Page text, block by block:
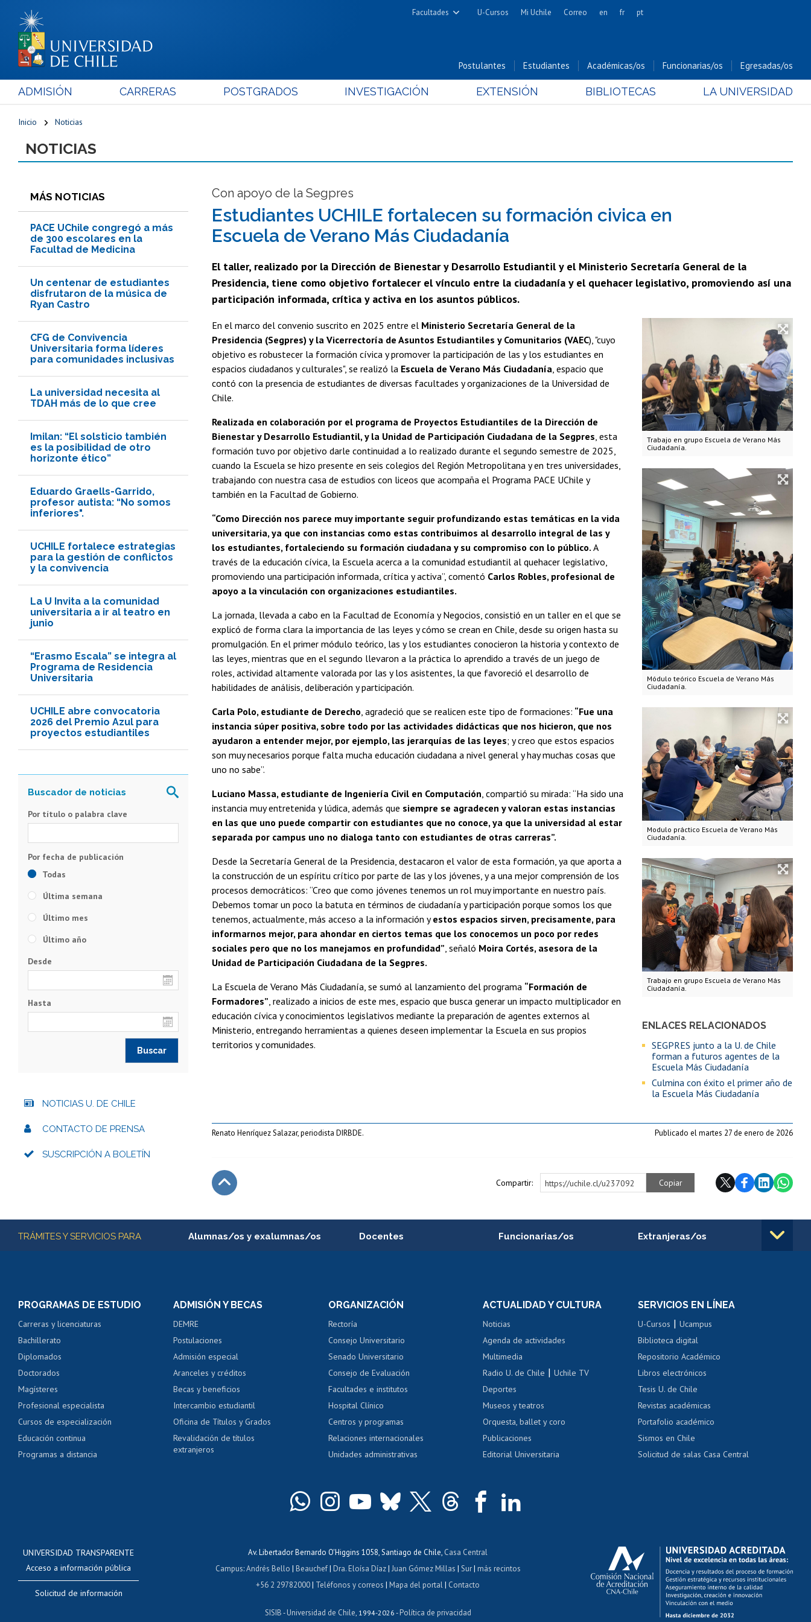
Facultades
Cs. Físicas y Matemáticas
Cs. Forestales y Conservación
Cs. Químicas y Farmacéuticas
Cs. Sociales
Nutrición y Tecnología de
Alimentos
Bachillerato
U-Cursos Mi Uchile Correo en fr pt
Postulantes Estudiantes Académicas/os Funcionarias/os Egresadas/os
ADMISIÓN CARRERAS POSTGRADOS INVESTIGACIÓN EXTENSIÓN BIBLIOTECAS LA UNIVERSIDAD
Inicio Noticias
NOTICIAS
MÁS NOTICIAS
PACE UChile congregó a más
de 300 escolares en la
Facultad de Medicina
Un centenar de estudiantes
disfrutaron de la música de
Ryan Castro
CFG de Convivencia
Universitaria forma líderes
para comunidades inclusivas
La universidad necesita al
TDAH más de lo que cree
Imilan: “El solsticio también
es la posibilidad de otro
horizonte ético”
Eduardo Graells-Garrido,
profesor autista: “No somos
inferiores".
UCHILE fortalece estrategias
para la gestión de conflictos
y la convivencia
La U Invita a la comunidad
universitaria a ir al teatro en
junio
“Erasmo Escala” se integra al
Programa de Residencia
Universitaria
UCHILE abre convocatoria
2026 del Premio Azul para
proyectos estudiantiles
Con apoyo de la Segpres
Estudiantes UCHILE fortalecen su formación civica en
Escuela de Verano Más Ciudadanía
El taller, realizado por la Dirección de Bienestar y Desarrollo Estudiantil y el Ministerio Secretaría General de la
Presidencia, tiene como objetivo fortalecer el vínculo entre la ciudadanía y el quehacer legislativo, promoviendo así una
participación informada, crítica y activa en los asuntos públicos.
Trabajo en grupo Escuela de Verano Más
Ciudadanía.
Módulo teórico Escuela de Verano Más
Ciudadanía.
Modulo práctico Escuela de Verano Más
Ciudadanía.
Trabajo en grupo Escuela de Verano Más
Ciudadanía.
ENLACES RELACIONADOS
SEGPRES junto a la U. de Chile
forman a futuros agentes de la
Escuela Más Ciudadanía
Culmina con éxito el primer año de
la Escuela Más Ciudadanía
En el marco del convenio suscrito en 2025 entre el Ministerio Secretaría General de la
Presidencia (Segpres) y la Vicerrectoría de Asuntos Estudiantiles y Comunitarios (VAEC), "cuyo
objetivo es robustecer la formación cívica y promover la participación de las y los estudiantes en
espacios ciudadanos y culturales", se realizó la Escuela de Verano Más Ciudadanía , espacio que
contó con la presencia de estudiantes de diversas facultades y organizaciones de la Universidad de
Chile.
Realizada en colaboración por el programa de Proyectos Estudiantiles de la Dirección de
Bienestar y Desarrollo Estudiantil, y la Unidad de Participación Ciudadana de la Segpres , esta
formación tuvo por objetivo darle continuidad a lo realizado durante el segundo semestre de 2025,
cuando la Escuela se hizo presente en seis colegios del Región Metropolitana y en tres universidades,
trabajando con nuestra casa de estudios con liceos que acompaña el Programa PACE UChile y
también en la Facultad de Gobierno.
“Como Dirección nos parece muy importante seguir profundizando estas temáticas en la vida
universitaria, ya que con instancias como estas contribuimos al desarrollo integral de las y
los estudiantes, fortaleciendo su formación ciudadana y su compromiso con lo público. A
través de la educación cívica, la Escuela acerca a la comunidad estudiantil al quehacer legislativo,
promoviendo una participación informada, crítica y activa”, comentó Carlos Robles, profesional de
apoyo a la vinculación con organizaciones estudiantiles.
La jornada, llevada a cabo en la Facultad de Economía y Negocios, consistió en un taller en el que se
explicó de forma clara la importancia de las leyes y cómo se crean en Chile, desde su origen hasta su
promulgación. En el primer módulo teórico, las y los estudiantes conocieron la historia y contexto de
las leyes, mientras que en el segundo llevaron a la práctica lo aprendido a través de un juego de
roles, actividad altamente valorada por las y los asistentes, la que favoreció el desarrollo de
habilidades de análisis, deliberación y participación.
Carla Polo, estudiante de Derecho , agradeció que se realicen este tipo de formaciones: “Fue una
instancia súper positiva, sobre todo por las actividades didácticas que nos hicieron, que nos
ayudaron a entender mejor, por ejemplo, las jerarquías de las leyes; y creo que estos espacios
son muy necesarios porque falta mucha educación ciudadana a nivel general y hay muchas cosas que
uno no sabe”.
Luciano Massa, estudiante de Ingeniería Civil en Computación , compartió su mirada: “Ha sido una
instancia muy entretenida y lúdica, además que siempre se agradecen y valoran estas instancias
en las que uno puede compartir con estudiantes que no conoce, ya que la universidad al estar
separada por campus uno no dialoga tanto con estudiantes de otras carreras”.
Desde la Secretaría General de la Presidencia, destacaron el valor de esta formación, ya que aporta a
la construcción de un espíritu crítico por parte de las y los jóvenes, y a una mejor comprensión de los
procesos democráticos: “Creo que como jóvenes tenemos un rol muy importante en nuestro país.
Debemos tomar un poco la batuta en términos de ciudadanía y participación porque somos los que
tenemos, actualmente, más acceso a la información yestos espacios sirven, precisamente, para
informarnos mejor, para ahondar en ciertos temas que los conocemos un poco por redes
sociales pero que no los manejamos en profundidad” , señaló Moira Cortés, asesora de la
Unidad de Participación Ciudadana de la Segpres.
La Escuela de Verano Más Ciudadanía, se sumó al lanzamiento del programa “Formación de
Formadores” , realizado a inicios de este mes, espacio que busca generar un impacto multiplicador en
educación cívica y conocimientos legislativos mediante la preparación de agentes externos al
Ministerio, entregando herramientas a quienes deseen implementar la Escuela en sus propios
territorios y comunidades.
Renato Henríquez Salazar, periodista DIRBDE. Publicado el martes 27 de enero de 2026
Compartir: https://uchile.cl/u237092 Copiar
Por título o palabra clave
Todas
Última semana
Último mes
Último año
Desde
Hasta
NOTICIAS U. DE CHILE
CONTACTO DE PRENSA
SUSCRIPCIÓN A BOLETÍN
Más información
TRÁMITES Y SERVICIOS PARA Alumnas/os y exalumnas/os
Consulta y certificado de notas
Servicio médico y dental
Pago de arancel y crédito alumnos
Pago de arancel y crédito exalumnos
Certificado de títulos y grados
Docentes
Perfeccionamiento
Evaluación docente
Calificación académica
Postulación al AUCAI
Funcionarias/os
Portal de movilidad interna
Certificado de renta
Certificado de renta
Gestión de correo uchile
Extranjeras/os
Movilidad Estudiantil
Cursos de español
Acoso laboral, sexual y violencia
PROGRAMAS DE ESTUDIO
Carreras y licenciaturas
Bachillerato
Diplomados
Doctorados
Magísteres
Profesional especialista
Cursos de especialización
Educación continua
Programas a distancia
ADMISIÓN Y BECAS
DEMRE
Postulaciones
Admisión especial
Aranceles y créditos
Becas y beneficios
Intercambio estudiantil
Oficina de Títulos y Grados
Revalidación de títulos
extranjeros
ORGANIZACIÓN
Rectoría
Consejo Universitario
Senado Universitario
Consejo de Evaluación
Facultades e institutos
Hospital Clínico
Centros y programas
Relaciones internacionales
Unidades administrativas
ACTUALIDAD Y CULTURA
Noticias
Agenda de actividades
Multimedia
Radio U. de Chile |Uchile TV
Deportes
Museos y teatros
Orquesta, ballet y coro
Publicaciones
Editorial Universitaria
SERVICIOS EN LÍNEA
U-Cursos |Ucampus
Biblioteca digital
Repositorio Académico
Libros electrónicos
Tesis U. de Chile
Revistas académicas
Portafolio académico
Sismos en Chile
Solicitud de salas Casa Central
UNIVERSIDAD TRANSPARENTE
Acceso a información pública
Solicitud de información
Av. Libertador Bernardo O'Higgins 1058, Santiago de Chile, Casa Central
Campus:Andrés Bello | Beauchef| Dra. Eloísa Díaz| Juan Gómez Millas | Sur| más recintos
+56 2 29782000| Teléfonos y correos |Mapa del portal| Contacto
SISIB -Universidad de Chile, 1994-2026 -Política de privacidad